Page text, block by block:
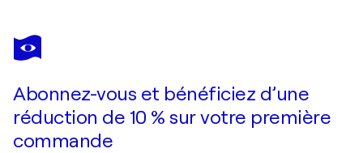
AASE LIND
'Bright Flowers'
Abonnez-vous et bénéficiez d’une
réduction de 10 % sur votre première
commande